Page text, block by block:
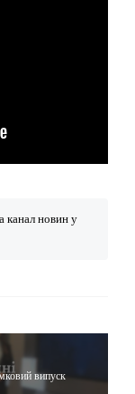
канал новин у
випуск